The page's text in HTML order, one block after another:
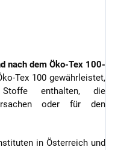
nach dem Öko-Tex 100-
Tex 100 gewährleistet,
enthalten, die
oder für den
in Österreich und